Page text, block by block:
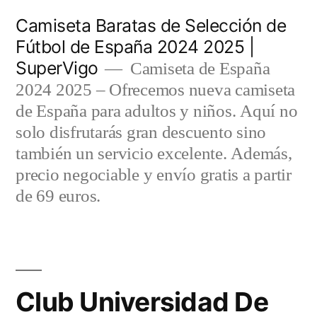
contenido
Camiseta Baratas de Selección de
Fútbol de España 2024 2025 |
SuperVigo
Camiseta de España
2024 2025 – Ofrecemos nueva camiseta
de España para adultos y niños. Aquí no
solo disfrutarás gran descuento sino
también un servicio excelente. Además,
precio negociable y envío gratis a partir
de 69 euros.
Club Universidad De